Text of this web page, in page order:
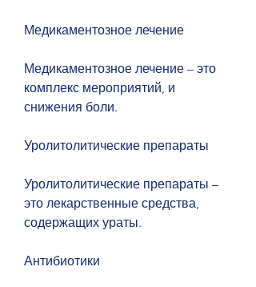
Медикаментозное лечение
Медикаментозное лечение – это
комплекс мероприятий, и
снижения боли.
Уролитолитические препараты
Уролитолитические препараты –
это лекарственные средства,
содержащих ураты.
Антибиотики